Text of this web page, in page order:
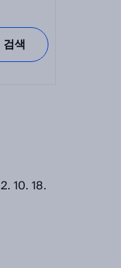
검색
10. 18.